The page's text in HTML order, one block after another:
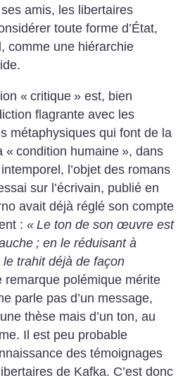
amis, les libertaires
toute forme d’État,
comme une hiérarchie
« critique » est, bien
flagrante avec les
métaphysiques qui font de la
« condition humaine », dans
l’objet des romans
sur l’écrivain, publié en
avait déjà réglé son compte
:« Le ton de son œuvre est
; en le réduisant à
le trahit déjà de façon
remarque polémique mérite
parle pas d’un message,
thèse mais d’un ton, au
Il est peu probable
des témoignages
de Kafka. C’est donc